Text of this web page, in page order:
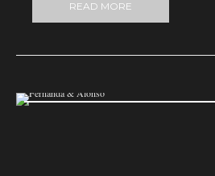
READ MORE